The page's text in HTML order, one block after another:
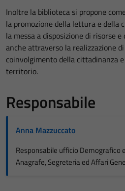
Inoltre la biblioteca si propone
la promozione della lettura e della
la messa a disposizione di risorse
anche attraverso la realizzazione
coinvolgimento della cittadinanza
territorio.
Responsabile
Anna Mazzuccato
Responsabile ufficio Demografico
Anagrafe, Segreteria ed Affari